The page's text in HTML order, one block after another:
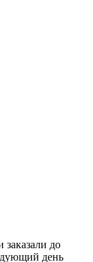
заказали до
день